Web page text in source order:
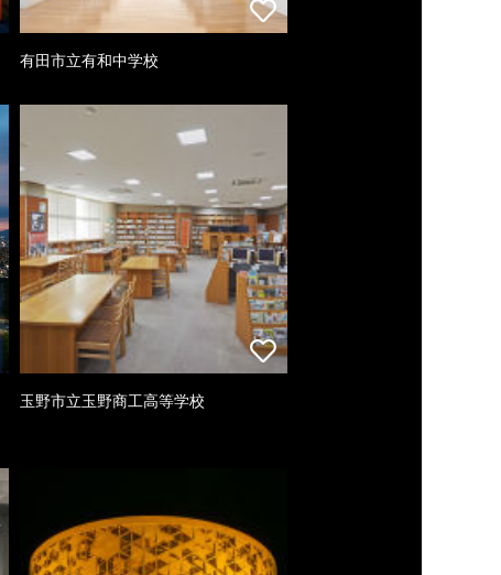
有田市立有和中学校
玉野市立玉野商工高等学校